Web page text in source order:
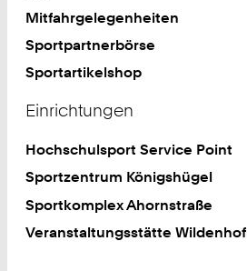
Mitfahrgelegenheiten
Sportpartnerbörse
Sportartikelshop
Einrichtungen
Hochschulsport Service Point
Sportzentrum Königshügel
Sportkomplex Ahornstraße
Veranstaltungsstätte Wildenhof